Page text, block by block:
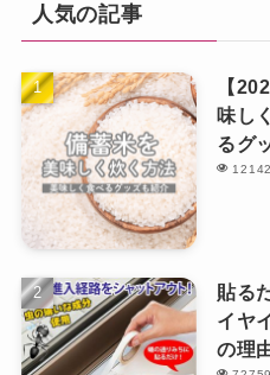
人気の記事
【
味し
るグ
貼る
イヤ
の理